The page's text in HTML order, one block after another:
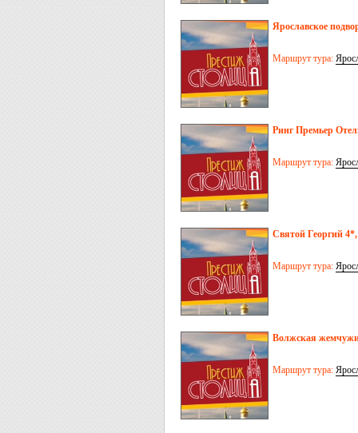
Ярославское
Маршрут тура:
Ринг Премьер
Маршрут тура:
Святой Георгий 4*,
Маршрут тура:
Волжская
Маршрут тура: